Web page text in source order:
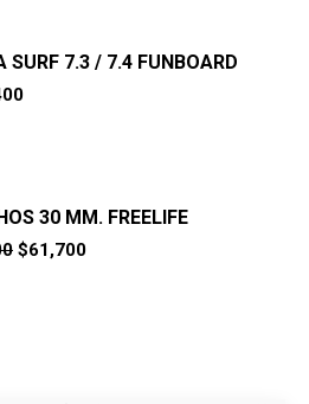
SURF 7.3 / 7.4 FUNBOARD
30 MM. FREELIFE
El
$61,700El